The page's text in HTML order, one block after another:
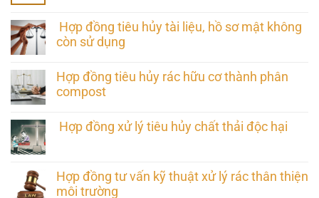
Hợp đồng tiêu hủy tài liệu, hồ sơ mật không
còn sử dụng
Hợp đồng tiêu hủy rác hữu cơ thành phân
compost
Hợp đồng xử lý tiêu hủy chất thải độc hại
Hợp đồng tư vấn kỹ thuật xử lý rác thân thiện
môi trường